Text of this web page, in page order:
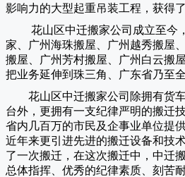
影响力的大型起重吊装工程，获得
花山区中迁搬家公司成立至今
家、广州海珠搬屋、广州越秀搬屋
搬屋、广州芳村搬屋、广州白云搬
把业务延伸到珠三角、广东省乃至全
花山区中迁搬家公司除拥有货
台外，更拥有一支纪律严明的搬迁
省内几百万的市民及企事业单位提
近年来更引进先进的搬迁设备和技
了一次搬迁，在这次搬迁中， 中迁
总体指挥、优秀的纪律素质、刻苦